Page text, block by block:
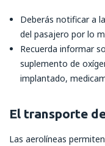
Deberás notificar a
del pasajero por lo
Recuerda informar
suplemento de
implantado,
El transporte
Las aerolíneas